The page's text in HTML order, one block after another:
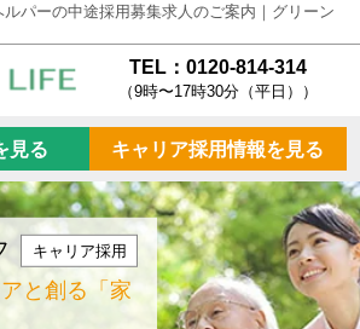
パーの中途採用募集求人のご案内｜グリーン
TEL：0120-814-314
（9時〜17時30分（平日））
見る キャリア採用情報を見る
キャリア採用
と創る「家